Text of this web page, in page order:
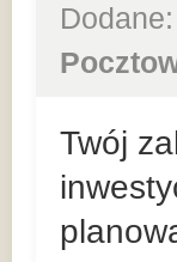
Dodane:
Twój